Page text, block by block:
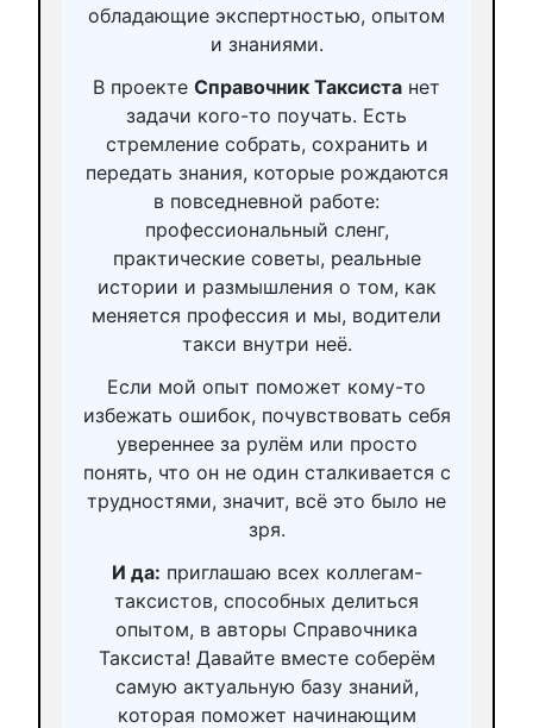
обладающие экспертностью, опытом
и знаниями.
В проекте Справочник Таксиста нет
задачи кого-то поучать. Есть
стремление собрать, сохранить и
передать знания, которые рождаются
в повседневной работе:
профессиональный сленг,
практические советы, реальные
истории и размышления о том, как
меняется профессия и мы, водители
такси внутри неё.
Если мой опыт поможет кому-то
избежать ошибок, почувствовать себя
увереннее за рулём или просто
понять, что он не один сталкивается с
трудностями, значит, всё это было не
зря.
И да: приглашаю всех коллегам-
таксистов, способных делиться
опытом, в авторы Справочника
Таксиста! Давайте вместе соберём
самую актуальную базу знаний,
которая поможет начинающим